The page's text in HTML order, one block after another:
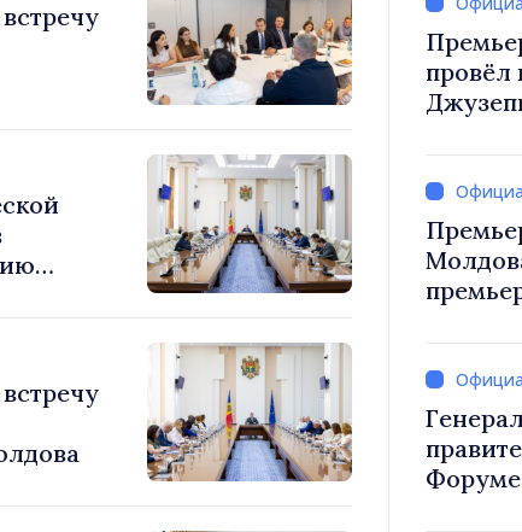
провёл